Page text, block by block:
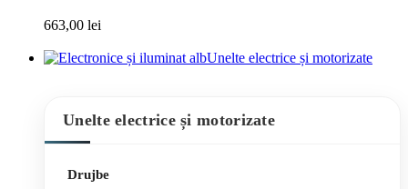
663,00 lei
Unelte electrice și motorizate
Unelte electrice și motorizate
Drujbe